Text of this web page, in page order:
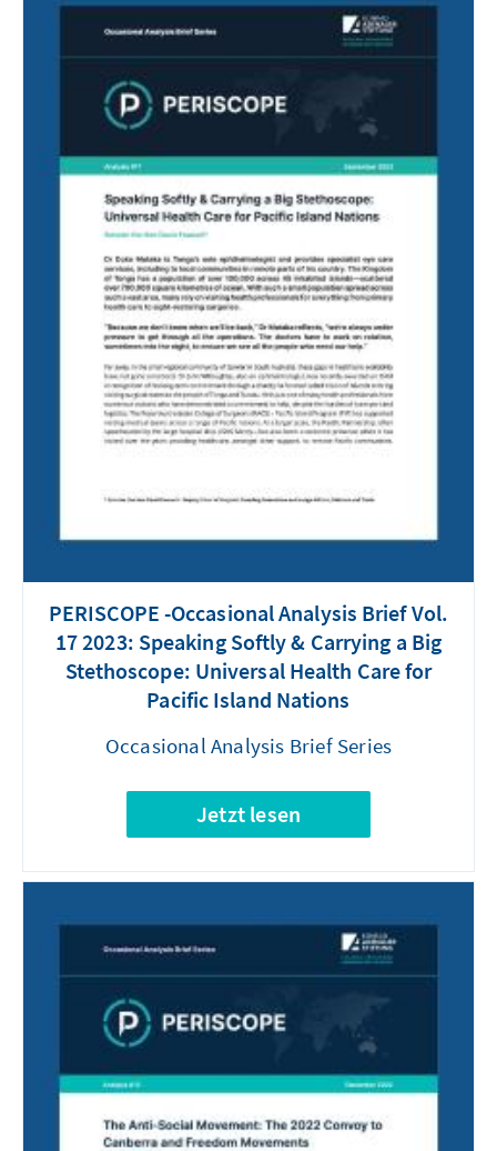
PERISCOPE -Occasional Analysis Brief Vol.
17 2023: Speaking Softly & Carrying a Big
Stethoscope: Universal Health Care for
Pacific Island Nations
Occasional Analysis Brief Series
Jetzt lesen